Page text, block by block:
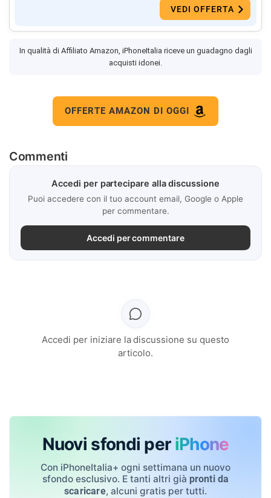
VEDI OFFERTA
In qualità di Affiliato Amazon, iPhoneItalia riceve un guadagno dagli
acquisti idonei.
OFFERTE AMAZON DI OGGI
Commenti
Accedi per partecipare alla discussione
Puoi accedere con il tuo account email, Google o Apple
per commentare.
Accedi per commentare
Accedi per iniziare la discussione su questo
articolo.
Nuovi sfondi per iPhone
Con iPhoneItalia+ ogni settimana un nuovo
sfondo esclusivo. E tanti altri già pronti da
scaricare, alcuni gratis per tutti.